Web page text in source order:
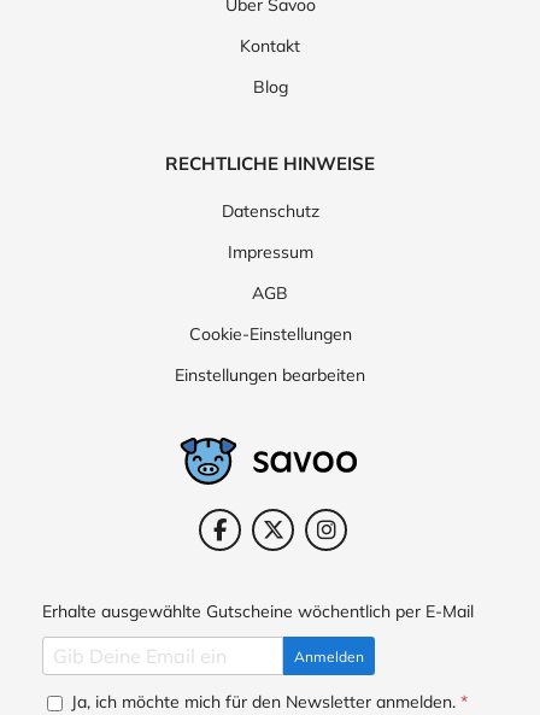
Über Savoo
Kontakt
Blog
RECHTLICHE HINWEISE
Datenschutz
Impressum
AGB
Cookie-Einstellungen
Einstellungen bearbeiten
Erhalte ausgewählte Gutscheine wöchentlich per E-Mail
Anmelden
Ja, ich möchte mich für den Newsletter anmelden. *